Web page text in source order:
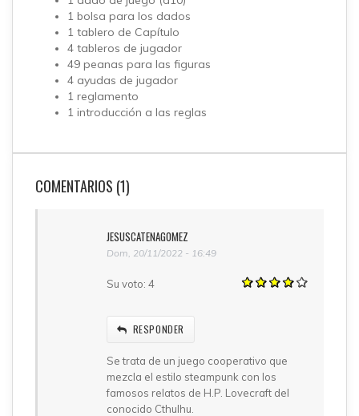
1 bolsa para los dados
1 tablero de Capítulo
4 tableros de jugador
49 peanas para las figuras
4 ayudas de jugador
1 reglamento
1 introducción a las reglas
COMENTARIOS (1)
JESUSCATENAGOMEZ
Dom, 20/11/2022 - 16:49
Su voto: 4
RESPONDER
Se trata de un juego cooperativo que
mezcla el estilo steampunk con los
famosos relatos de H.P. Lovecraft del
conocido Cthulhu.